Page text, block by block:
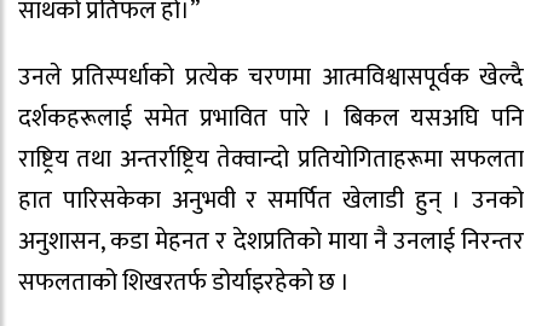
साथको प्रतिफल हो।”
उनले प्रतिस्पर्धाको प्रत्येक चरणमा आत्मविश्वासपूर्वक खेल्दै
दर्शकहरूलाई समेत प्रभावित पारे । बिकल यसअघि पनि
राष्ट्रिय तथा अन्तर्राष्ट्रिय तेक्वान्दो प्रतियोगिताहरूमा सफलता
हात पारिसकेका अनुभवी र समर्पित खेलाडी हुन् । उनको
अनुशासन, कडा मेहनत र देशप्रतिको माया नै उनलाई निरन्तर
सफलताको शिखरतर्फ डोर्याइरहेको छ ।